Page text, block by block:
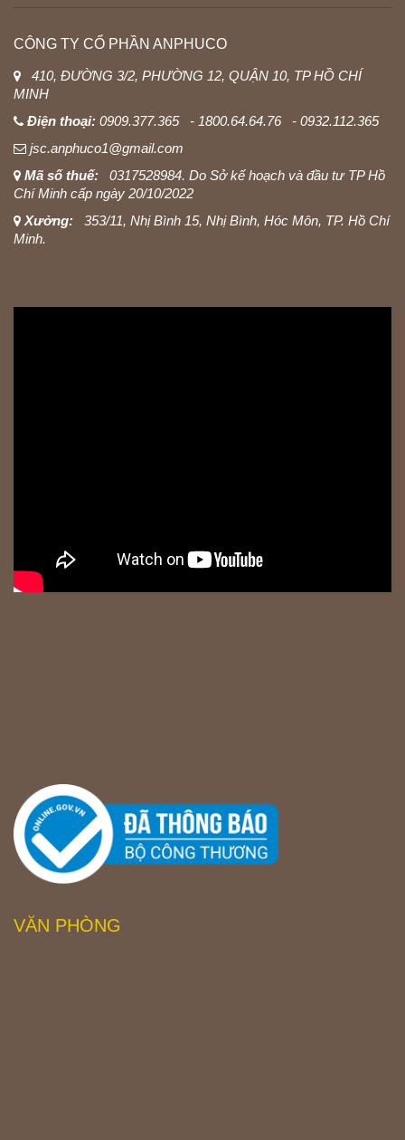
CÔNG TY CỔ PHẦN ANPHUCO
410, ĐƯỜNG 3/2, PHƯỜNG 12, QUẬN 10, TP HỒ CHÍ
MINH
Điện thoại: 0909.377.365 - 1800.64.64.76 - 0932.112.365
jsc.anphuco1@gmail.com
Mã số thuế:
0317528984. Do Sở kế hoạch và đầu tư TP Hồ
Chí Minh cấp ngày 20/10/2022
Xưởng:
353/11, Nhị Bình 15, Nhị Bình, Hóc Môn, TP. Hồ Chí
Minh.
VĂN PHÒNG